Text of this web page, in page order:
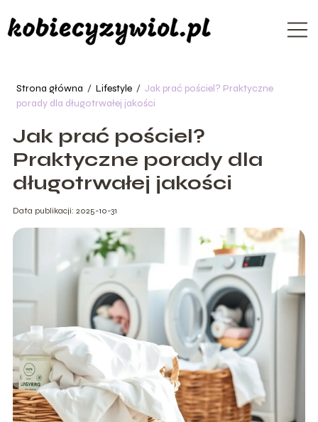
Strona główna / Lifestyle / Jak prać pościel? Praktyczne
porady dla długotrwałej jakości
Jak prać pościel?
Praktyczne porady dla
długotrwałej jakości
Data publikacji: 2025-10-31